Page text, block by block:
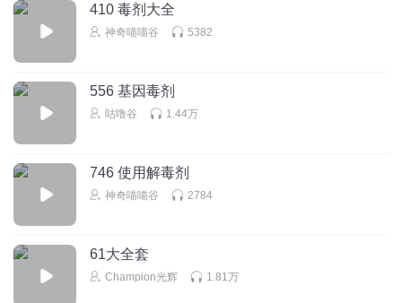
410 毒剂大全
神奇喵喵谷 5382
556 基因毒剂
咕噜谷 1.44万
746 使用解毒剂
神奇喵喵谷 2784
61大全套
Champion光辉 1.81万